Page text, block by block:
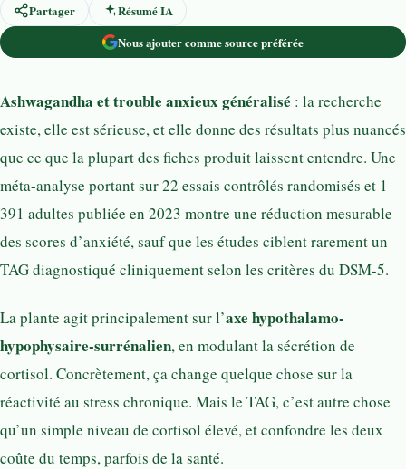
Partager
Résumé IA
Nous ajouter comme source préférée
Ashwagandha et trouble anxieux généralisé : la recherche
existe, elle est sérieuse, et elle donne des résultats plus nuancés
que ce que la plupart des fiches produit laissent entendre. Une
méta-analyse portant sur 22 essais contrôlés randomisés et 1
391 adultes publiée en 2023 montre une réduction mesurable
des scores d’anxiété, sauf que les études ciblent rarement un
TAG diagnostiqué cliniquement selon les critères du DSM-5.
La plante agit principalement sur l’axe hypothalamo-
hypophysaire-surrénalien, en modulant la sécrétion de
cortisol. Concrètement, ça change quelque chose sur la
réactivité au stress chronique. Mais le TAG, c’est autre chose
qu’un simple niveau de cortisol élevé, et confondre les deux
coûte du temps, parfois de la santé.